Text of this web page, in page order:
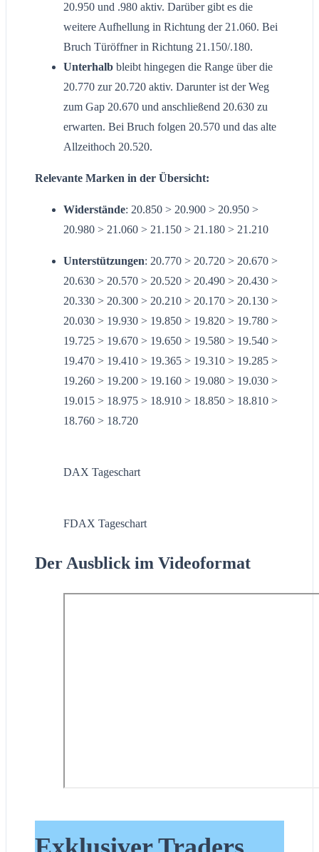
20.950 und .980 aktiv. Darüber gibt es die
weitere Aufhellung in Richtung der 21.060. Bei
Bruch Türöffner in Richtung 21.150/.180.
Unterhalb bleibt hingegen die Range über die
20.770 zur 20.720 aktiv. Darunter ist der Weg
zum Gap 20.670 und anschließend 20.630 zu
erwarten. Bei Bruch folgen 20.570 und das alte
Allzeithoch 20.520.
Relevante Marken in der Übersicht:
Widerstände: 20.850 > 20.900 > 20.950 >
20.980 > 21.060 > 21.150 > 21.180 > 21.210
Unterstützungen: 20.770 > 20.720 > 20.670 >
20.630 > 20.570 > 20.520 > 20.490 > 20.430 >
20.330 > 20.300 > 20.210 > 20.170 > 20.130 >
20.030 > 19.930 > 19.850 > 19.820 > 19.780 >
19.725 > 19.670 > 19.650 > 19.580 > 19.540 >
19.470 > 19.410 > 19.365 > 19.310 > 19.285 >
19.260 > 19.200 > 19.160 > 19.080 > 19.030 >
19.015 > 18.975 > 18.910 > 18.850 > 18.810 >
18.760 > 18.720
DAX Tageschart
FDAX Tageschart
Der Ausblick im Videoformat